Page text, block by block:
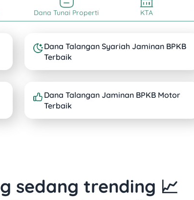
Dana Tunai Properti KTA
Dana Talangan Syariah Jaminan BPKB
Terbaik
Dana Talangan Jaminan BPKB Motor
Terbaik
sedang trending 📈